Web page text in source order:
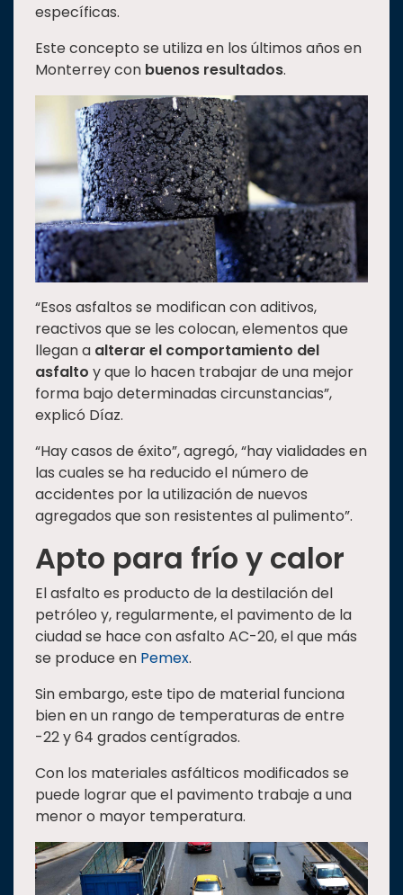
específicas.
Este concepto se utiliza en los últimos años en
Monterrey con buenos resultados.
“Esos asfaltos se modifican con aditivos,
reactivos que se les colocan, elementos que
llegan a alterar el comportamiento del
asfalto y que lo hacen trabajar de una mejor
forma bajo determinadas circunstancias”,
explicó Díaz.
“Hay casos de éxito”, agregó, “hay vialidades en
las cuales se ha reducido el número de
accidentes por la utilización de nuevos
agregados que son resistentes al pulimento”.
Apto para frío y calor
El asfalto es producto de la destilación del
petróleo y, regularmente, el pavimento de la
ciudad se hace con asfalto AC-20, el que más
se produce en Pemex.
Sin embargo, este tipo de material funciona
bien en un rango de temperaturas de entre
-22 y 64 grados centígrados.
Con los materiales asfálticos modificados se
puede lograr que el pavimento trabaje a una
menor o mayor temperatura.